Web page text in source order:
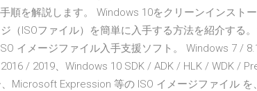
順を解説します。 Windows 10をクリーンインスト
（ISOファイル）を簡単に入手する方法を紹介する
イメージファイル入手支援ソフト。 Windows 7 /
/ 2019、Windows 10 SDK / ADK / HLK / WDK /
Microsoft Expression 等の ISO イメージファイル